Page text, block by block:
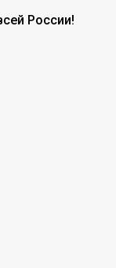
России!